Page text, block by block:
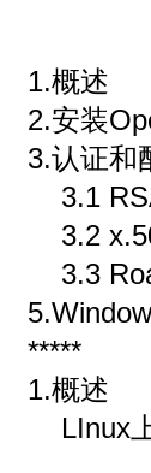
1.概述
2.安装
3.认证和
3.1
3.2
3.3
*****
1.概述
LInux